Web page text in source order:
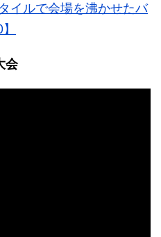
イルで会場を沸かせたバ
会